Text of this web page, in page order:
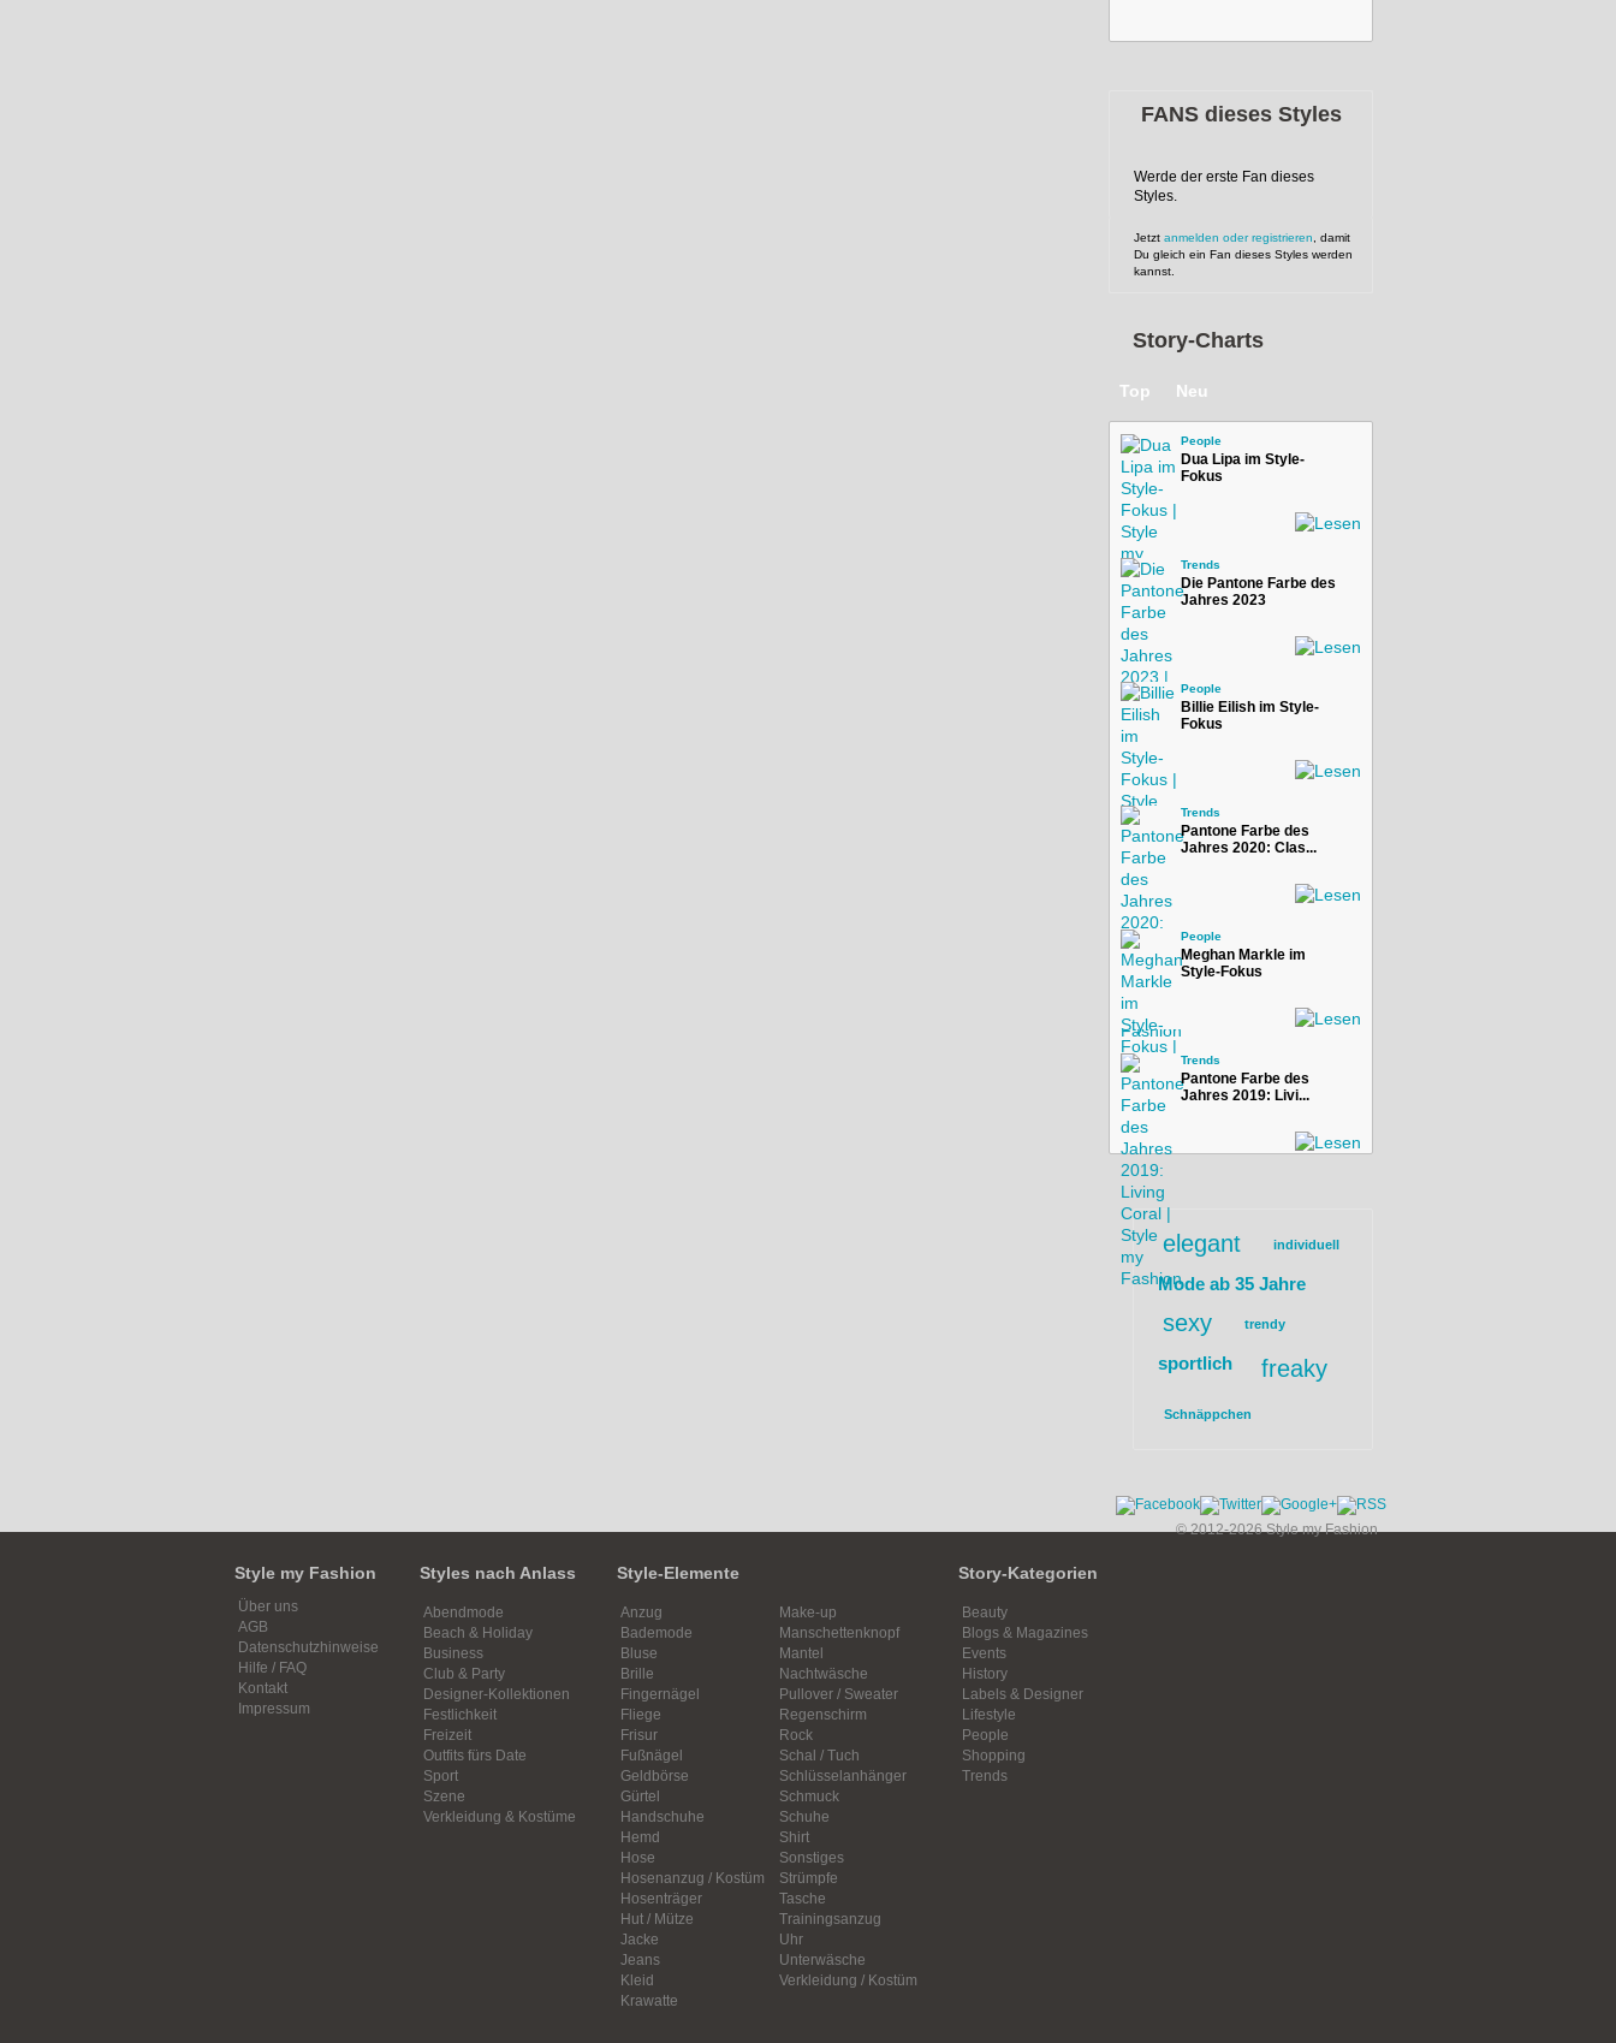
FANS dieses Styles
Werde der erste Fan dieses
Styles.
Jetzt anmelden oder registrieren , damit
Du gleich ein Fan dieses Styles werden
kannst.
Story-Charts
Top Neu
People
Dua Lipa im Style-
Fokus
Trends
Die Pantone Farbe des
Jahres 2023
People
Billie Eilish im Style-
Fokus
Trends
Pantone Farbe des
Jahres 2020: Clas...
People
Meghan Markle im
Style-Fokus
Trends
Pantone Farbe des
Jahres 2019: Livi...
elegant individuell
Mode ab 35 Jahre
sexy trendy
sportlich freaky
Schnäppchen
© 2012-2026 Style my Fashion
Style my Fashion
Über uns
AGB
Datenschutzhinweise
Hilfe / FAQ
Kontakt
Impressum
Styles nach Anlass
Abendmode
Beach & Holiday
Business
Club & Party
Designer-Kollektionen
Festlichkeit
Freizeit
Outfits fürs Date
Sport
Szene
Verkleidung & Kostüme
Style-Elemente
Anzug
Bademode
Bluse
Brille
Fingernägel
Fliege
Frisur
Fußnägel
Geldbörse
Gürtel
Handschuhe
Hemd
Hose
Hosenanzug / Kostüm
Hosenträger
Hut / Mütze
Jacke
Jeans
Kleid
Krawatte
Make-up
Manschettenknopf
Mantel
Nachtwäsche
Pullover / Sweater
Regenschirm
Rock
Schal / Tuch
Schlüsselanhänger
Schmuck
Schuhe
Shirt
Sonstiges
Strümpfe
Tasche
Trainingsanzug
Uhr
Unterwäsche
Verkleidung / Kostüm
Story-Kategorien
Beauty
Blogs & Magazines
Events
History
Labels & Designer
Lifestyle
People
Shopping
Trends